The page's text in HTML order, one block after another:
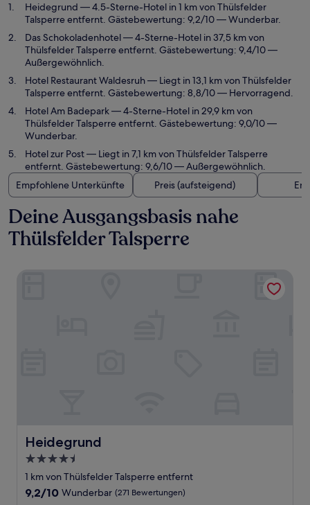
Heidegrund — 4.5-Sterne-Hotel in 1 km von Thülsfelder
Talsperre entfernt. Gästebewertung: 9,2/10 — Wunderbar.
Das Schokoladenhotel— 4-Sterne-Hotel in 37,5 km von
Thülsfelder Talsperre entfernt. Gästebewertung: 9,4/10 —
Außergewöhnlich.
Hotel Restaurant Waldesruh— Liegt in 13,1 km von Thülsfelder
Talsperre entfernt. Gästebewertung: 8,8/10 — Hervorragend.
Hotel Am Badepark— 4-Sterne-Hotel in 29,9 km von
Thülsfelder Talsperre entfernt. Gästebewertung: 9,0/10 —
Wunderbar.
Hotel zur Post— Liegt in 7,1 km von Thülsfelder Talsperre
entfernt. Gästebewertung: 9,6/10 — Außergewöhnlich.
Empfohlene Unterkünfte
Preis (aufsteigend)
Deine Ausgangsbasis nahe
Thülsfelder Talsperre
Heidegrund
Heidegrund
4.5-
Sterne-
Unterkunft
1 km von Thülsfelder Talsperre entfernt
9.2
9,2/10 Wunderbar (271 Bewertungen)